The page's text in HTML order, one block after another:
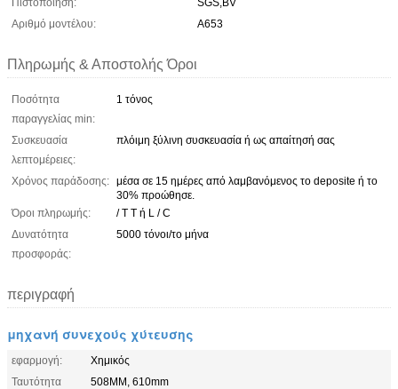
Πιστοποίηση:
SGS,BV
Αριθμό μοντέλου:
A653
Πληρωμής & Αποστολής Όροι
Ποσότητα
παραγγελίας min:
1 τόνος
Συσκευασία
λεπτομέρειες:
πλόιμη ξύλινη συσκευασία ή ως απαίτησή σας
Χρόνος παράδοσης: μέσα σε 15 ημέρες από λαμβανόμενος το deposite ή το
30% προώθησε.
Όροι πληρωμής:
/ T T ή L / C
Δυνατότητα
προσφοράς:
5000 τόνοι/το μήνα
περιγραφή
μηχανή συνεχούς χύτευσης
εφαρμογή:
Χημικός
Ταυτότητα
508MM, 610mm